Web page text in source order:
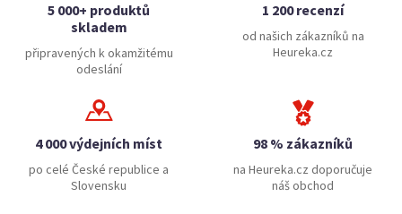
5 000+ produktů
skladem
připravených k okamžitému
odeslání
1 200 recenzí
od našich zákazníků na
Heureka.cz
4 000 výdejních míst
po celé České republice a
Slovensku
98 % zákazníků
na Heureka.cz doporučuje
náš obchod